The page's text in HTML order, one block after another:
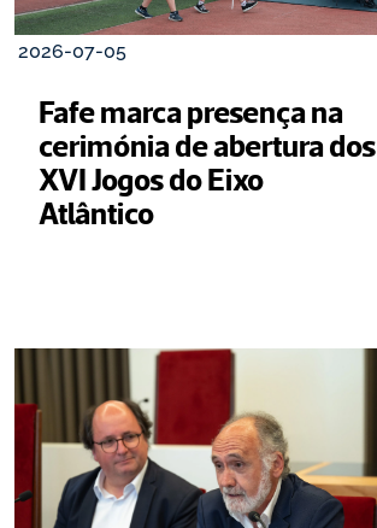
2026-07-05
Fafe marca presença na
cerimónia de abertura dos
XVI Jogos do Eixo
Atlântico